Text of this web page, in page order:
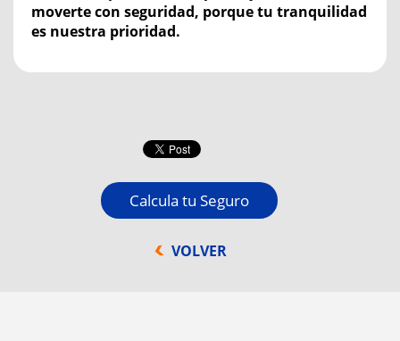
moverte con seguridad, porque tu tranquilidad
es nuestra prioridad.
Calcula tu Seguro
VOLVER